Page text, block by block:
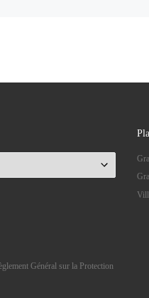
Général sur la Protection